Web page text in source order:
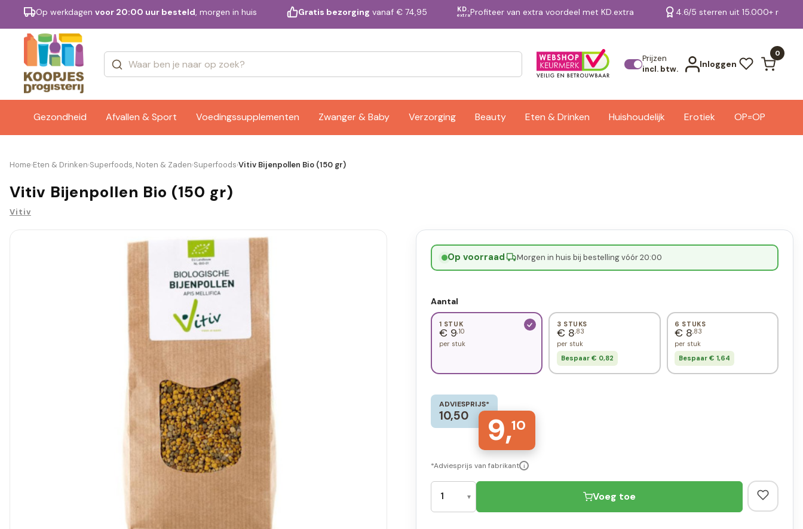
Op werkdagen voor 20:00 uur besteld, morgen in huis Gratis bezorging vanaf € 74,95 KD.
extraProfiteer van extra voordeel met KD.extra 4.6/5 sterren uit 15.000+
Prijzen
incl. btw.
Inloggen
0
Gezondheid Afvallen & Sport Voedingssupplementen Zwanger & Baby Verzorging Beauty Eten & Drinken Huishoudelijk Erotiek OP=OP
Merken Bekijk alle resultaten
Home›Eten & Drinken›Superfoods, Noten & Zaden›Superfoods›Vitiv Bijenpollen Bio (150 gr)
Vitiv Bijenpollen Bio (150 gr)
Vitiv
Op voorraad· Morgen in huis bij bestelling vóór 20:00
Aantal
1 STUK
€ 9,10
per stuk
3 STUKS
€ 8,83
per stuk
Bespaar € 0,82
6 STUKS
€ 8,83
per stuk
Bespaar € 1,64
ADVIESPRIJS*
10,50 9,10
*Adviesprijs van fabrikant i
Voeg toe